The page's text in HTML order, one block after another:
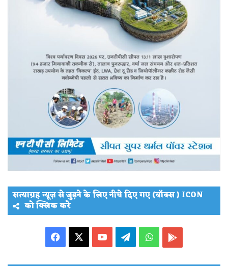
सत्याग्रह न्यूज़ से जुड़ने के लिए नीचे दिए गए (बॉक्स ) ICON
को क्लिक करे
Facebook YouTubeTelegramWhatsApp